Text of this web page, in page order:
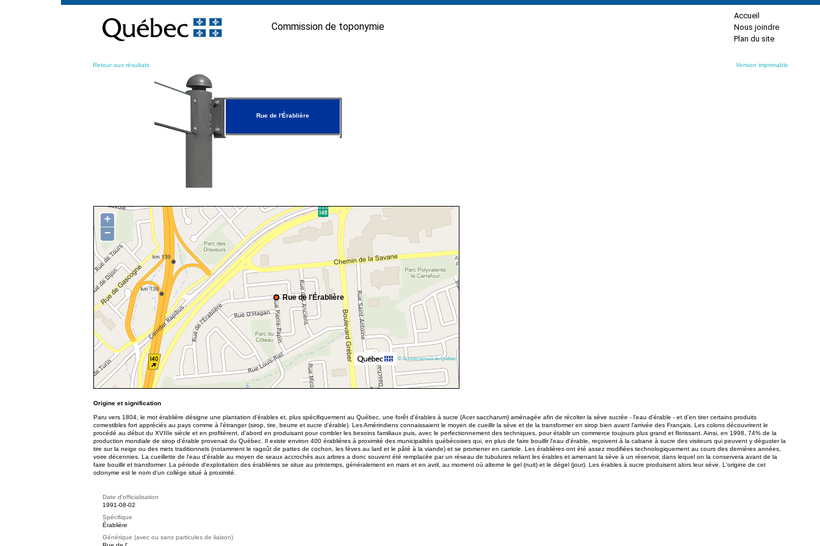
contenu
Commission de toponymie
Accueil
Nous joindre
Plan du site
Retour aux résultats Version imprimable
Rue de l'Érablière
Rue de l'Érablière
+
−
© Gouvernement du Québec
Origine et signification
Paru vers 1804, le mot érablière désigne une plantation d'érables et, plus spécifiquement au Québec, une forêt d'érables à sucre (Acer saccharum) aménagée afin de récolter la sève sucrée - l'eau d'érable - et d'en tirer certains produits
comestibles fort appréciés au pays comme à l'étranger (sirop, tire, beurre et sucre d'érable). Les Amérindiens connaissaient le moyen de cueillir la sève et de la transformer en sirop bien avant l'arrivée des Français. Les colons découvrirent le
procédé au début du XVIIIe siècle et en profitèrent, d'abord en produisant pour combler les besoins familiaux puis, avec le perfectionnement des techniques, pour établir un commerce toujours plus grand et florissant. Ainsi, en 1998, 74% de la
production mondiale de sirop d'érable provenait du Québec. Il existe environ 400 érablières à proximité des municipalités québécoises qui, en plus de faire bouillir l'eau d'érable, reçoivent à la cabane à sucre des visiteurs qui peuvent y déguster la
tire sur la neige ou des mets traditionnels (notamment le ragoût de pattes de cochon, les fèves au lard et le pâté à la viande) et se promener en carriole. Les érablières ont été assez modifiées technologiquement au cours des dernières années,
voire décennies. La cueillette de l'eau d'érable au moyen de seaux accrochés aux arbres a donc souvent été remplacée par un réseau de tubulures reliant les érables et amenant la sève à un réservoir, dans lequel on la conservera avant de la
faire bouillir et transformer. La période d'exploitation des érablières se situe au printemps, généralement en mars et en avril, au moment où alterne le gel (nuit) et le dégel (jour). Les érables à sucre produisent alors leur sève. L'origine de cet
odonyme est le nom d'un collège situé à proximité.
Date d'officialisation
1991-08-02
Spécifique
Érablière
Générique (avec ou sans particules de liaison)